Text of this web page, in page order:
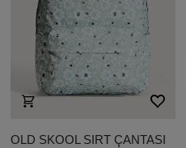
OLD SKOOL SIRT ÇANTASI